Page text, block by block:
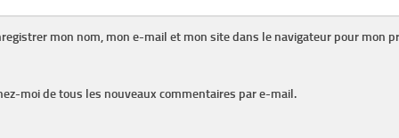
mon nom, mon e-mail et mon site dans le navigateur pour mon
moi de tous les nouveaux commentaires par e-mail.